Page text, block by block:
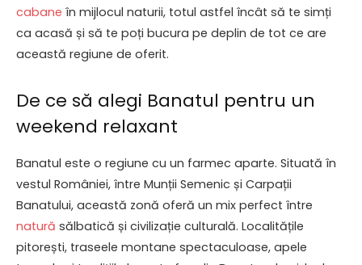
cabane în mijlocul naturii, totul astfel încât să te simți
ca acasă și să te poți bucura pe deplin de tot ce are
această regiune de oferit.
De ce să alegi Banatul pentru un
weekend relaxant
Banatul este o regiune cu un farmec aparte. Situată în
vestul României, între Munții Semenic și Carpații
Banatului, această zonă oferă un mix perfect între
natură sălbatică și civilizație culturală. Localitățile
pitorești, traseele montane spectaculoase, apele